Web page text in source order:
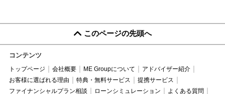
このページの先頭へ
コンテンツ
トップページ 会社概要 ME Groupについて
アドバイザー紹介
お客様に選ばれる理由
特典・無料サービス
提携サービス
ファイナンシャルプラン相談
ローンシミュレーション
よくある質問